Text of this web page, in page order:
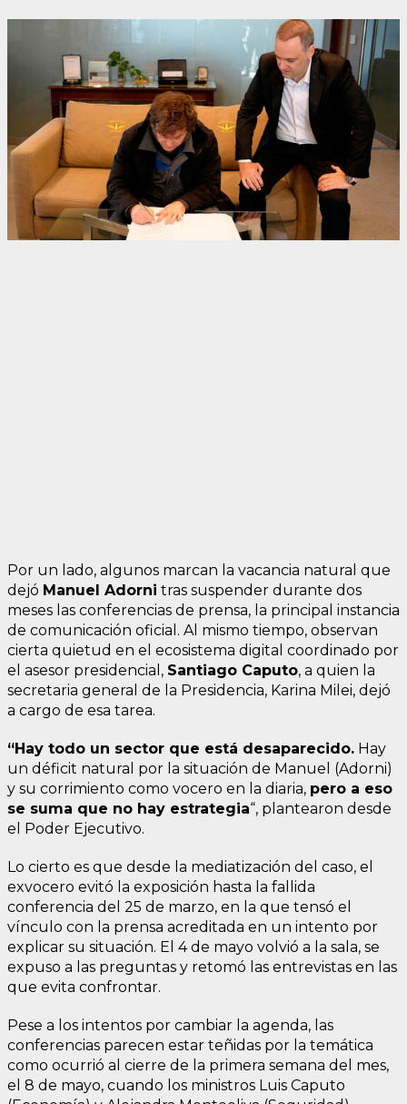
Por un lado, algunos marcan la vacancia natural que
dejó Manuel Adorni tras suspender durante dos
meses las conferencias de prensa, la principal instancia
de comunicación oficial. Al mismo tiempo, observan
cierta quietud en el ecosistema digital coordinado por
el asesor presidencial, Santiago Caputo, a quien la
secretaria general de la Presidencia, Karina Milei, dejó
a cargo de esa tarea.
“Hay todo un sector que está desaparecido. Hay
un déficit natural por la situación de Manuel (Adorni)
y su corrimiento como vocero en la diaria, pero a eso
se suma que no hay estrategia“, plantearon desde
el Poder Ejecutivo.
Lo cierto es que desde la mediatización del caso, el
exvocero evitó la exposición hasta la fallida
conferencia del 25 de marzo, en la que tensó el
vínculo con la prensa acreditada en un intento por
explicar su situación. El 4 de mayo volvió a la sala, se
expuso a las preguntas y retomó las entrevistas en las
que evita confrontar.
Pese a los intentos por cambiar la agenda, las
conferencias parecen estar teñidas por la temática
como ocurrió al cierre de la primera semana del mes,
el 8 de mayo, cuando los ministros Luis Caputo